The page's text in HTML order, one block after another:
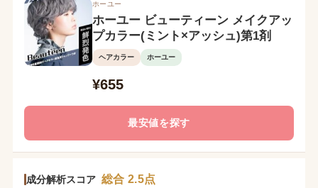
ホーユー
ホーユー ビューティーン メイクアッ
プカラー(ミント×アッシュ)第1剤
ヘアカラー ホーユー
¥655
最安値を探す
成分解析スコア 総合 2.5点